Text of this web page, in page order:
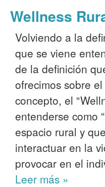
Wellness
Volviendo a la
que se viene
de la definición
ofrecimos sobre
concepto, el
entenderse como
espacio rural y
interactuar en la
provocar en el
Leer más »